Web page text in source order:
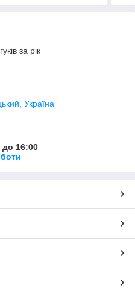
за рік
Україна
до 16:00